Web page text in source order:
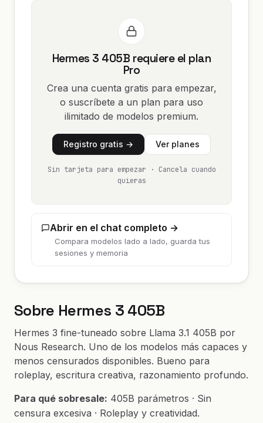
Hermes 3 405B requiere el plan
Pro
Crea una cuenta gratis para empezar,
o suscríbete a un plan para uso
ilimitado de modelos premium.
Registro gratis → Ver planes
Sin tarjeta para empezar · Cancela cuando
quieras
Abrir en el chat completo →
Compara modelos lado a lado, guarda tus
sesiones y memoria
Sobre Hermes 3 405B
Hermes 3 fine-tuneado sobre Llama 3.1 405B por
Nous Research. Uno de los modelos más capaces y
menos censurados disponibles. Bueno para
roleplay, escritura creativa, razonamiento profundo.
Para qué sobresale: 405B parámetros · Sin
censura excesiva · Roleplay y creatividad.